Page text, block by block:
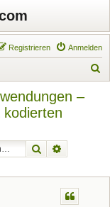
Anmelden
Registrieren
–
Suche